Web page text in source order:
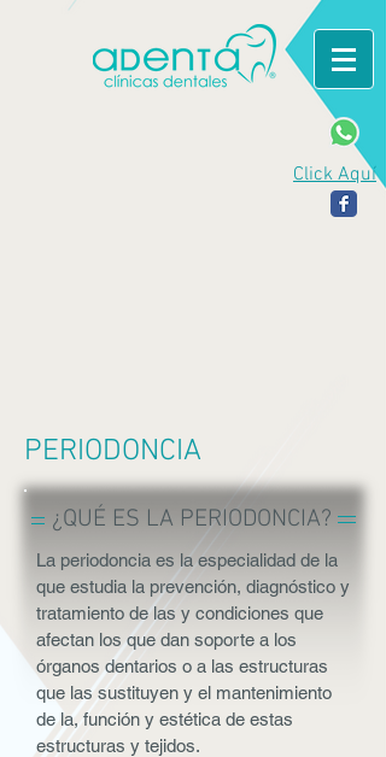
Click Aquí
PERIODONCIA
¿QUÉ ES LA PERIODONCIA?
La periodoncia es la especialidad de la
que estudia la prevención, diagnóstico y
tratamiento de las y condiciones que
afectan los que dan soporte a los
órganos dentarios o a las estructuras
que las sustituyen y el mantenimiento
de la, función y estética de estas
estructuras y tejidos.